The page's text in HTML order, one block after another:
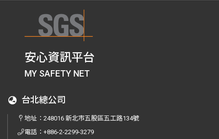
安心資訊平台
MY SAFETY NET
台北總公司
地址：248016 新北市五股區五工路134號
電話：+886-2-2299-3279